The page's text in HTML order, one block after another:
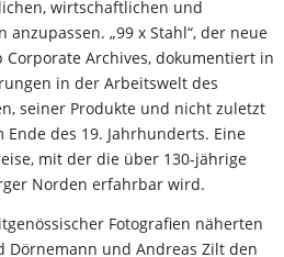
wirtschaftlichen und
„99 x Stahl“, der neue
Archives, dokumentiert in
in der Arbeitswelt des
seiner Produkte und nicht zuletzt
des 19. Jahrhunderts. Eine
mit der die über 130-jährige
Norden erfahrbar wird.
Fotografien näherten
Dörnemann und Andreas Zilt den